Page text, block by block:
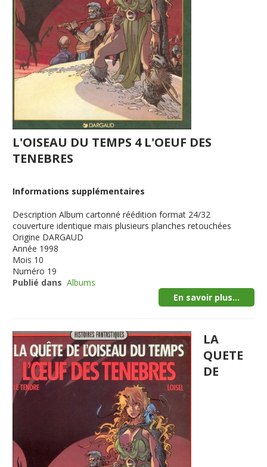
L'OISEAU DU TEMPS 4 L'OEUF DES
TENEBRES
Informations supplémentaires
Description Album cartonné réédition format 24/32
couverture identique mais plusieurs planches retouchées
Origine DARGAUD
Année 1998
Mois 10
Numéro 19
Publié dans Albums
En savoir plus...
LA
QUETE
DE